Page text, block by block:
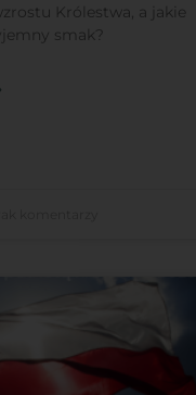
Królestwa, a jakie
smak?